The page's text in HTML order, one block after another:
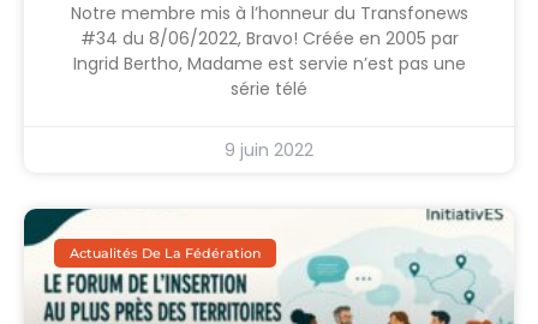
Notre membre mis à l’honneur du Transfonews
#34 du 8/06/2022, Bravo! Créée en 2005 par
Ingrid Bertho, Madame est servie n’est pas une
série télé
9 juin 2022
Actualités De La Fédération